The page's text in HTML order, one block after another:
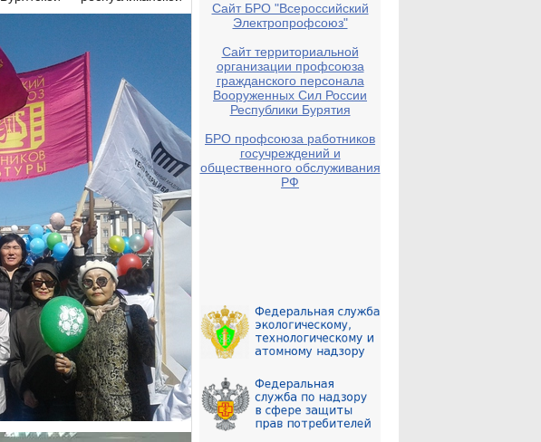
Сайт БРО "Всероссийский
Электропрофсоюз"
Сайт территориальной
организации профсоюза
гражданского персонала
Вооруженных Сил России
Республики Бурятия
БРО профсоюза работников
госучреждений и
общественного обслуживания
РФ